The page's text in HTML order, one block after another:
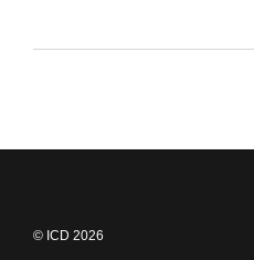
© ICD 2026